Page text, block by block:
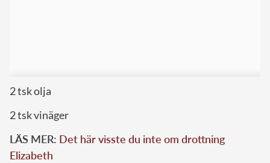
2 tsk olja
2 tsk vinäger
LÄS MER: Det här visste du inte om drottning
Elizabeth